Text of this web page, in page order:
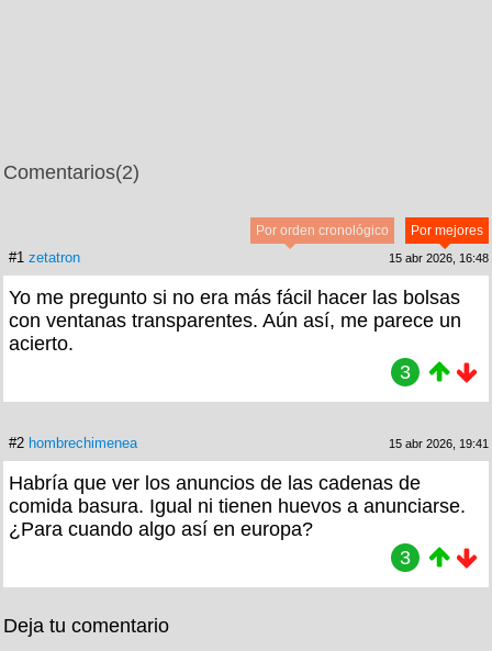
Comentarios(2)
Por mejores
Por orden cronológico
#1 zetatron 15 abr 2026, 16:48
Yo me pregunto si no era más fácil hacer las bolsas
con ventanas transparentes. Aún así, me parece un
acierto.
3
#2 hombrechimenea 15 abr 2026, 19:41
Habría que ver los anuncios de las cadenas de
comida basura. Igual ni tienen huevos a anunciarse.
¿Para cuando algo así en europa?
3
Deja tu comentario